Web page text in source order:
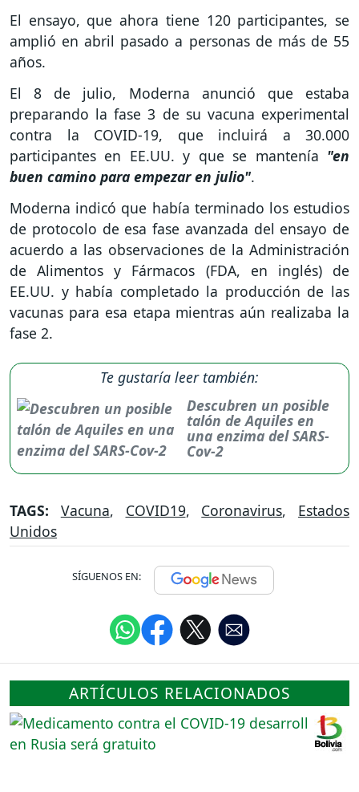
El ensayo, que ahora tiene 120 participantes, se
amplió en abril pasado a personas de más de 55
años.
El 8 de julio, Moderna anunció que estaba
preparando la fase 3 de su vacuna experimental
contra la COVID-19, que incluirá a 30.000
participantes en EE.UU. y que se mantenía "en
buen camino para empezar en julio".
Moderna indicó que había terminado los estudios
de protocolo de esa fase avanzada del ensayo de
acuerdo a las observaciones de la Administración
de Alimentos y Fármacos (FDA, en inglés) de
EE.UU. y había completado la producción de las
vacunas para esa etapa mientras aún realizaba la
fase 2.
Te gustaría leer también:
Descubren un posible
talón de Aquiles en
una enzima del SARS-
Cov-2
TAGS: Vacuna, COVID19, Coronavirus, Estados
Unidos
SÍGUENOS EN:
ARTÍCULOS RELACIONADOS